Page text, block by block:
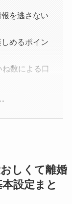
を逃さない
めるポイン
数による口
しくて離婚
設定まと